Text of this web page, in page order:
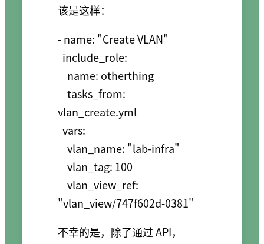
该是这样：
- name: "Create VLAN"
  include_role:
    name: otherthing
    tasks_from:
vlan_create.yml
  vars:
    vlan_name: "lab-infra"
    vlan_tag: 100
    vlan_view_ref:
不幸的是，除了通过 API，